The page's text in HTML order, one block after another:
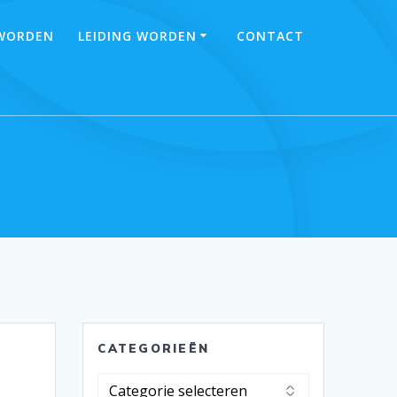
LEIDING WORDEN CONTACT
CATEGORIEËN
Categorieën